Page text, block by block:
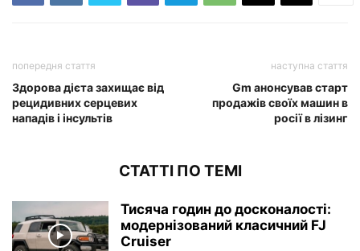
попередня стаття
Здорова дієта захищає від
рецидивних серцевих
нападів і інсультів
наступна стаття
Gm анонсував старт
продажів своїх машин в
росії в лізинг
СТАТТІ ПО ТЕМІ
Тисяча годин до досконалості:
модернізований класичний FJ
Cruiser